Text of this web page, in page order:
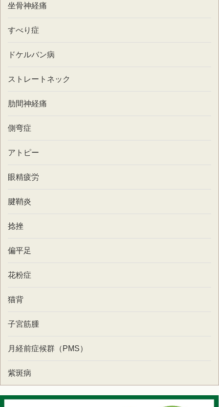
坐骨神経痛
すべり症
ドケルバン病
ストレートネック
肋間神経痛
側弯症
アトピー
眼精疲労
腱鞘炎
捻挫
偏平足
花粉症
猫背
子宮筋腫
月経前症候群（PMS）
紫斑病